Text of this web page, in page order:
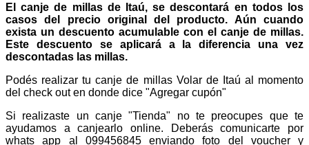
El canje de millas de Itaú, se descontará en todos los
casos del precio original del producto. Aún cuando
exista un descuento acumulable con el canje de millas.
Este descuento se aplicará a la diferencia una vez
descontadas las millas.
Podés realizar tu canje de millas Volar de Itaú al momento
del check out en donde dice "Agregar cupón"
Si realizaste un canje "Tienda" no te preocupes que te
ayudamos a canjearlo online. Deberás comunicarte por
whats app al 099456845 enviando foto del voucher y